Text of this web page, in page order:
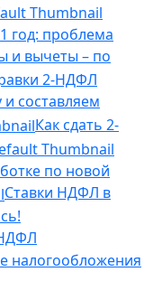
год: проблема
и вычеты – по
2-НДФЛ
составляем
Как сдать 2-
по новой
Ставки НДФЛ в
налогообложения